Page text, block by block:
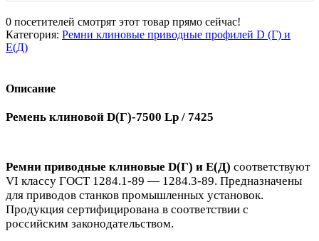
0 посетителей смотрят этот товар прямо сейчас!
Категория: Ремни клиновые приводные профилей D (Г) и
Е(Д)
Описание
Ремень клиновой D(Г)-7500 Lp / 7425
Ремни приводные клиновые D(Г) и Е(Д) соответствуют
VI классу ГОСТ 1284.1-89 — 1284.3-89. Предназначены
для приводов станков промышленных установок.
Продукция сертифицирована в соответствии с
российским законодательством.